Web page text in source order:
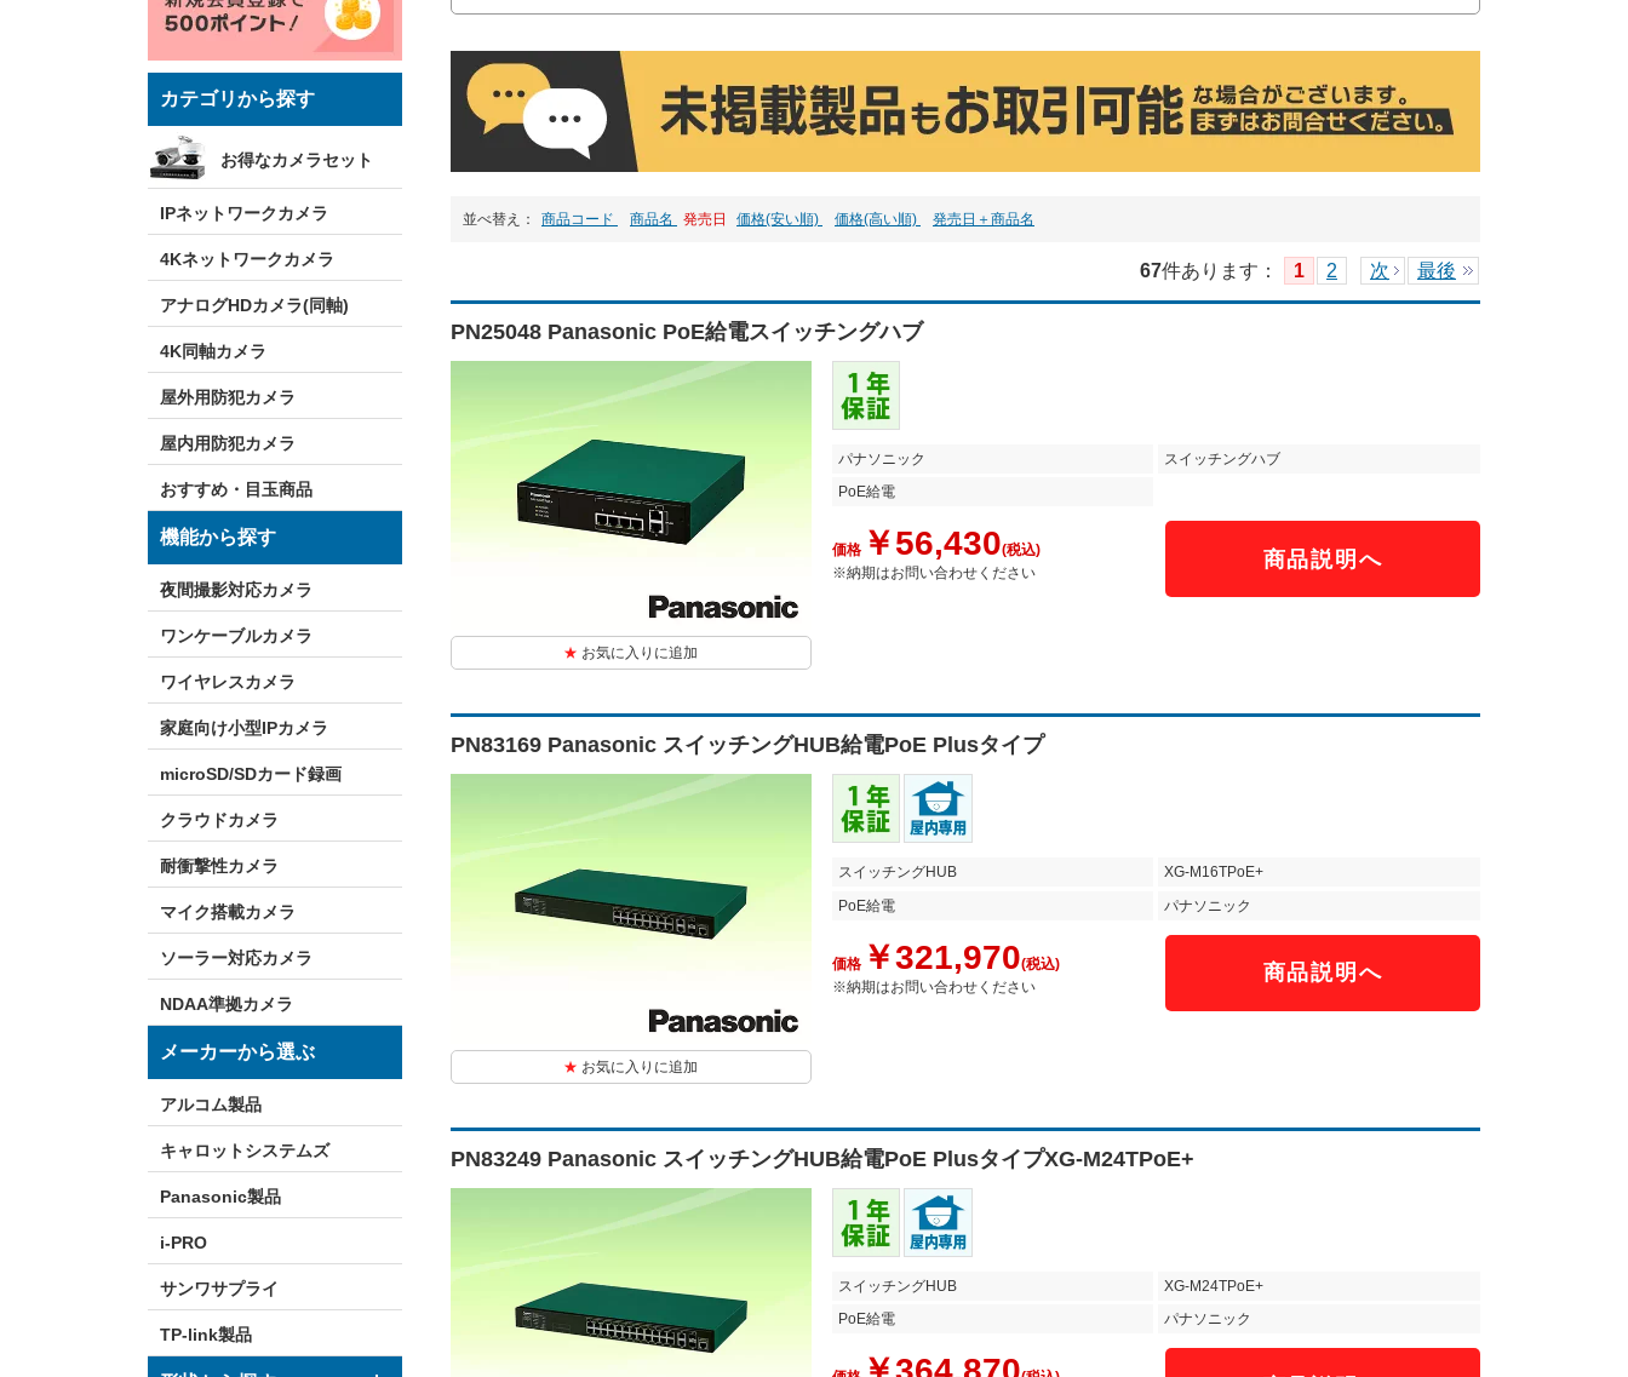
カテゴリから探す
お得なカメラセット
IPネットワークカメラ
4Kネットワークカメラ
アナログHDカメラ(同軸)
4K同軸カメラ
屋外用防犯カメラ
屋内用防犯カメラ
おすすめ・目玉商品
機能から探す
夜間撮影対応カメラ
ワンケーブルカメラ
ワイヤレスカメラ
家庭向け小型IPカメラ
microSD/SDカード録画
クラウドカメラ
耐衝撃性カメラ
マイク搭載カメラ
ソーラー対応カメラ
NDAA準拠カメラ
メーカーから選ぶ
アルコム製品
キャロットシステムズ
Panasonic製品
i-PRO
サンワサプライ
TP-link製品
並べ替え： 商品コード 商品名 発売日 価格(安い順) 価格(高い順) 発売日＋商品名
67件あります ： 1 2 次 最後
PN25048 Panasonic PoE給電スイッチングハブ
お気に入りに追加
パナソニック
スイッチングハブ
PoE給電
価格￥56,430(税込)
※納期はお問い合わせください
商品説明へ
PN83169 Panasonic スイッチングHUB給電PoE Plusタイプ
お気に入りに追加
スイッチングHUB
XG-M16TPoE+
PoE給電
パナソニック
価格￥321,970(税込)
※納期はお問い合わせください
商品説明へ
PN83249 Panasonic スイッチングHUB給電PoE PlusタイプXG-M24TPoE+
スイッチングHUB
XG-M24TPoE+
PoE給電
パナソニック